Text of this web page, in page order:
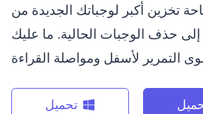
تخزين أكبر لوجباتك الجديدة من
حذف الوجبات الحالية. ما عليك
تحميل